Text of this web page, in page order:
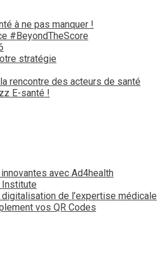
à ne pas manquer !
#BeyondTheScore
stratégie
rencontre des acteurs de santé
E-santé !
avec Ad4health
Institute
de l’expertise médicale
vos QR Codes